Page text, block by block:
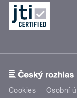
Cookies Osobní